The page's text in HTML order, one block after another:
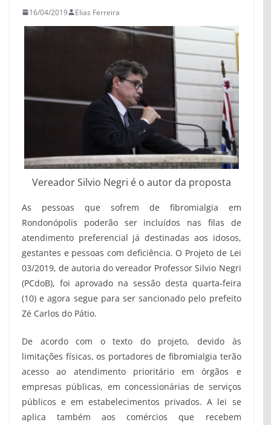
16/04/2019 Elias Ferreira
Vereador Silvio Negri é o autor da proposta
As pessoas que sofrem de fibromialgia em
Rondonópolis poderão ser incluídos nas filas de
atendimento preferencial já destinadas aos idosos,
gestantes e pessoas com deficiência. O Projeto de Lei
03/2019, de autoria do vereador Professor Silvio Negri
(PCdoB), foi aprovado na sessão desta quarta-feira
(10) e agora segue para ser sancionado pelo prefeito
Zé Carlos do Pátio.
De acordo com o texto do projeto, devido às
limitações físicas, os portadores de fibromialgia terão
acesso ao atendimento prioritário em órgãos e
empresas públicas, em concessionárias de serviços
públicos e em estabelecimentos privados. A lei se
aplica também aos comércios que recebem